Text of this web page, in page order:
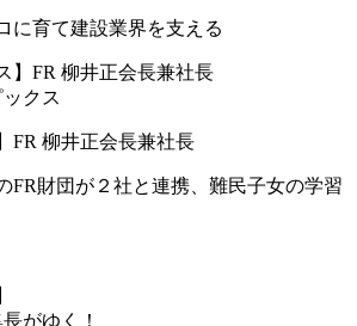
に育て建設業界を支える
ックス
FR 柳井正会長兼社長
FR財団が２社と連携、難民子女の学習
がゆく！